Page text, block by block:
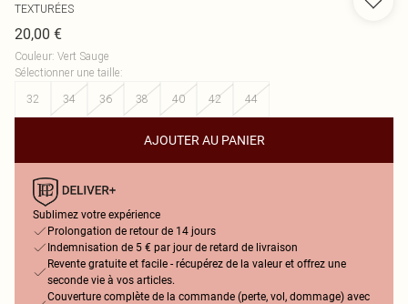
TEXTURÉES
20,00 €
Couleur: Vert Sauge
Sélectionner une taille:
32
34 36 38 40 42 44
AJOUTER AU PANIER
Sublimez votre expérience
Prolongation de retour de 14 jours
Indemnisation de 5 € par jour de retard de livraison
Revente gratuite et facile - récupérez de la valeur et offrez une
seconde vie à vos articles.
Couverture complète de la commande (perte, vol, dommage) avec